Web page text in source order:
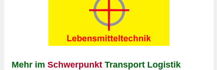
Mehr im Schwerpunkt Transport Logistik